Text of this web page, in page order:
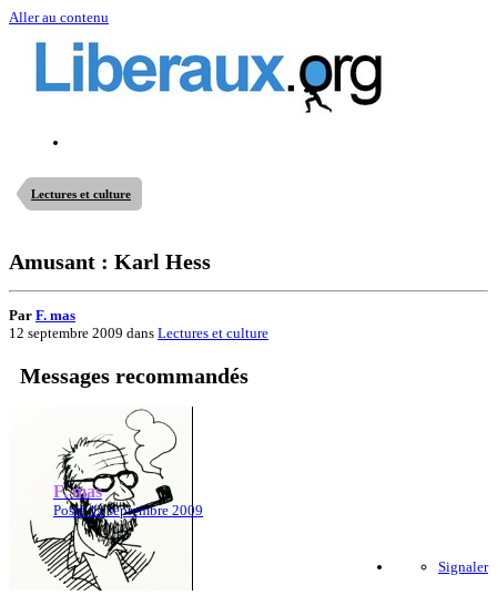
Aller au contenu
Lectures et culture
Amusant : Karl Hess
Par F. mas
12 septembre 2009 dans Lectures et culture
Messages recommandés
F. mas
Posté12 septembre 2009
Signaler